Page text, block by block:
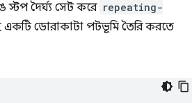
দৈর্ঘ্য সেট করে repeating-
একটি ডোরাকাটা পটভূমি তৈরি করতে